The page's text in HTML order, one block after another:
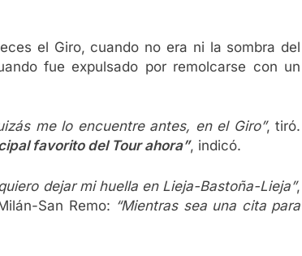
el Giro, cuando no era ni la sombra del
fue expulsado por remolcarse con un
me lo encuentre antes, en el Giro”, tiró.
favorito del Tour ahora”, indicó.
dejar mi huella en Lieja-Bastoña-Lieja”,
San Remo: “Mientras sea una cita para